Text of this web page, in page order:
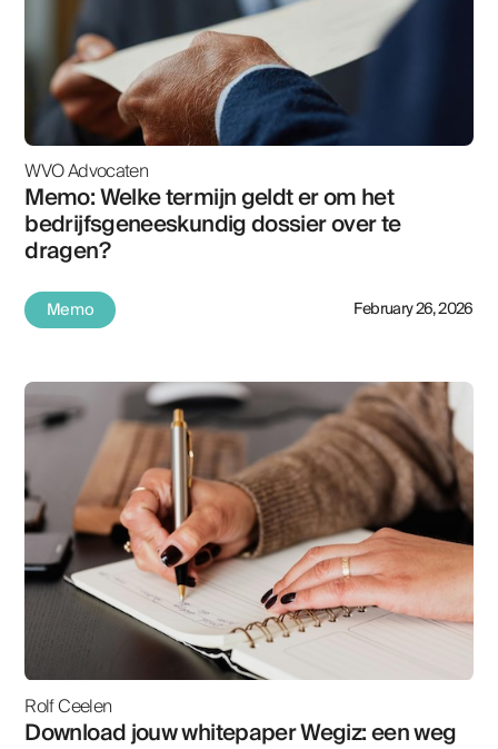
WVO Advocaten
Memo: Welke termijn geldt er om het
bedrijfsgeneeskundig dossier over te
dragen?
Memo February 26, 2026
Rolf Ceelen
Download jouw whitepaper Wegiz: een weg